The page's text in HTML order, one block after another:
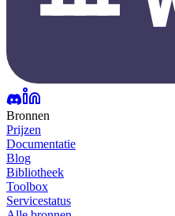
Bronnen
Prijzen
Documentatie
Blog
Bibliotheek
Toolbox
Servicestatus